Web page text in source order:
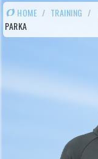
HOME / TRAINING /
PARKA